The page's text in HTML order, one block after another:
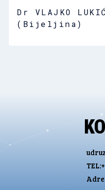
Dr VLAJKO
(Bijeljina)